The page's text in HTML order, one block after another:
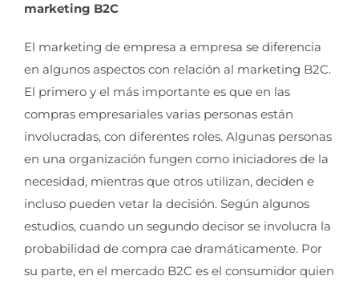
marketing B2C
El marketing de empresa a empresa se diferencia
en algunos aspectos con relación al marketing B2C.
El primero y el más importante es que en las
compras empresariales varias personas están
involucradas, con diferentes roles. Algunas personas
en una organización fungen como iniciadores de la
necesidad, mientras que otros utilizan, deciden e
incluso pueden vetar la decisión. Según algunos
estudios, cuando un segundo decisor se involucra la
probabilidad de compra cae dramáticamente. Por
su parte, en el mercado B2C es el consumidor quien